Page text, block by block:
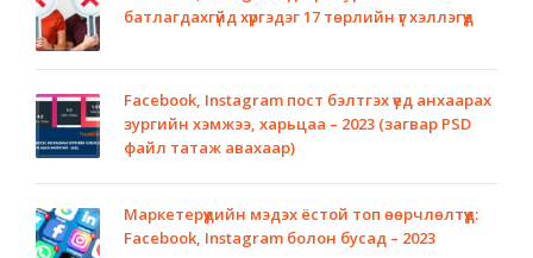
батлагдахгүйд хүргэдэг 17 төрлийн үг хэллэгүүд
Facebook, Instagram пост бэлтгэх үед анхаарах
зургийн хэмжээ, харьцаа – 2023 (загвар PSD
файл татаж авахаар)
Маркетерүүдийн мэдэх ёстой топ өөрчлөлтүүд:
Facebook, Instagram болон бусад – 2023